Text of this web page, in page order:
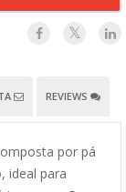
REVIEWS
por pá
ideal para